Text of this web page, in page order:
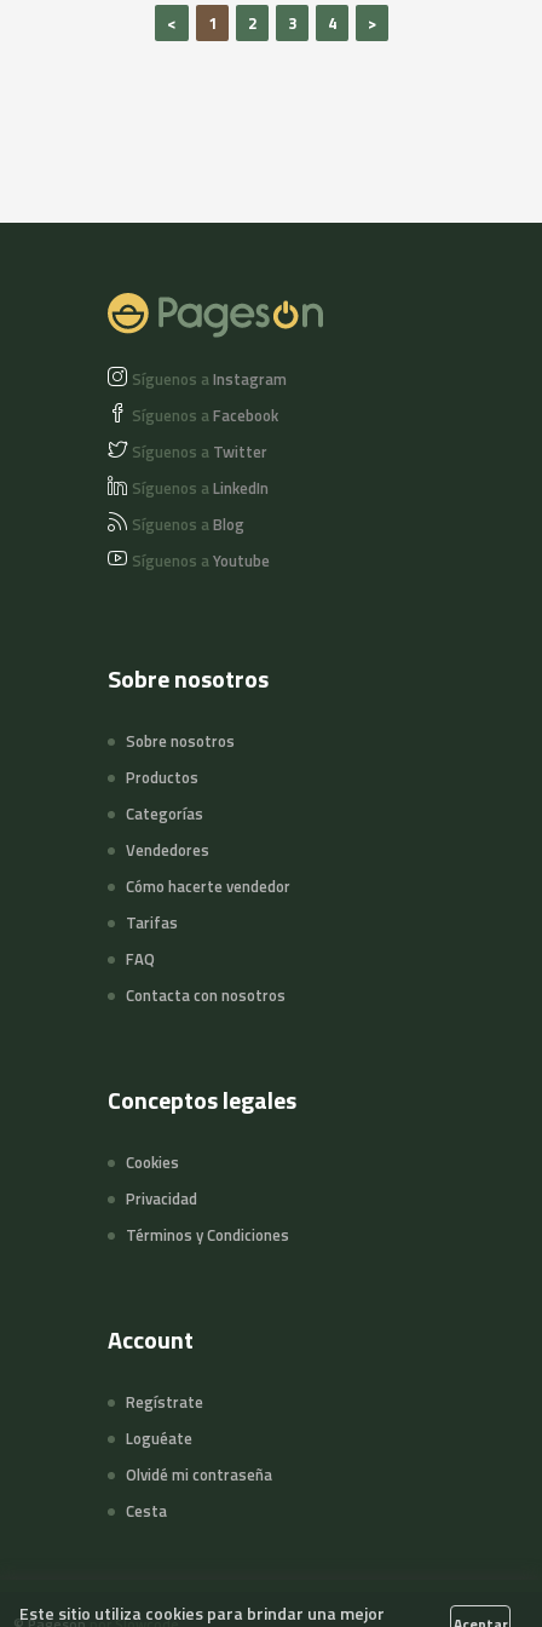
paladar tiene una
gran diversidad de
< 1 2 3 4 >
Síguenos aInstagram
Síguenos aFacebook
Síguenos a Twitter
Síguenos aLinkedIn
Síguenos aBlog
Síguenos aYoutube
Sobre nosotros
Sobre nosotros
Productos
Categorías
Vendedores
Cómo hacerte vendedor
Tarifas
FAQ
Contacta con nosotros
Conceptos legales
Cookies
Privacidad
Términos y Condiciones
Account
Regístrate
Loguéate
Olvidé mi contraseña
Cesta
Este sitio utiliza cookies para brindar una mejor